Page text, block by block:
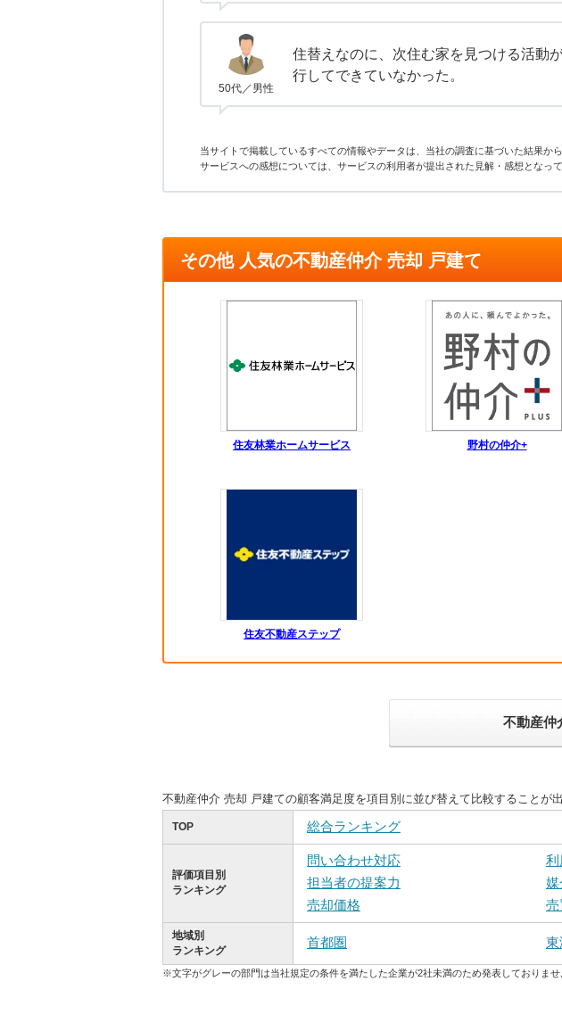
50代／男性
住替えなのに、次住む家を見つける活動
行してできていなかった。
当サイトで掲載しているすべての情報やデータは、当社の調査に基づいた結果か
サービスへの感想については、サービスの利用者が提出された見解・感想となっ
その他 人気の不動産仲介 売却 戸建て
住友林業ホームサービス 野村の仲介+
住友不動産ステップ
不動産仲
不動産仲介 売却 戸建ての顧客満足度を項目別に並び替えて比較することが出
TOP 総合ランキング
評価項目別
ランキング
問い合わせ対応 利
担当者の提案力
媒
売却価格
売
地域別
ランキング
首都圏 東
※文字がグレーの部門は当社規定の条件を満たした企業が2社未満のため発表しておりませ